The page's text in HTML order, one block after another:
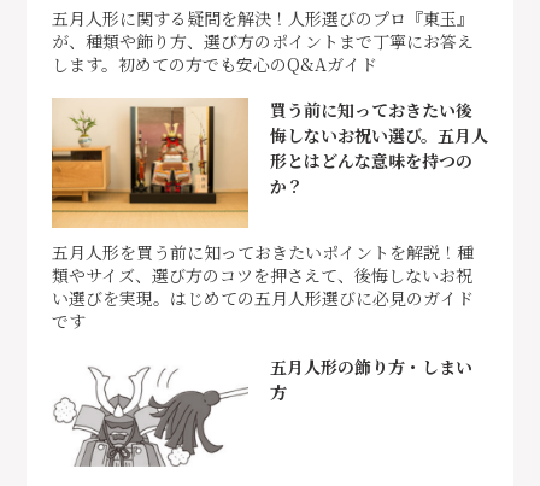
五月人形に関する疑問を解決！人形選びのプロ『東玉』
が、種類や飾り方、選び方のポイントまで丁寧にお答え
します。初めての方でも安心のQ&Aガイド
買う前に知っておきたい後
悔しないお祝い選び。五月人
形とはどんな意味を持つの
か？
五月人形を買う前に知っておきたいポイントを解説！種
類やサイズ、選び方のコツを押さえて、後悔しないお祝
い選びを実現。はじめての五月人形選びに必見のガイド
です
五月人形の飾り方・しまい
方